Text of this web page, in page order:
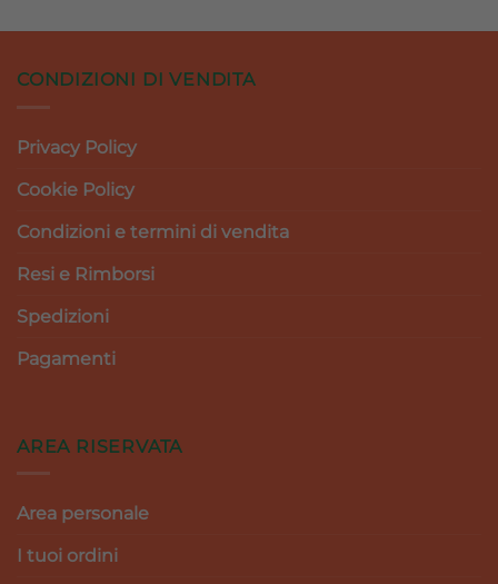
CONDIZIONI DI VENDITA
Privacy Policy
Cookie Policy
Condizioni e termini di vendita
Resi e Rimborsi
Spedizioni
Pagamenti
AREA RISERVATA
Area personale
I tuoi ordini